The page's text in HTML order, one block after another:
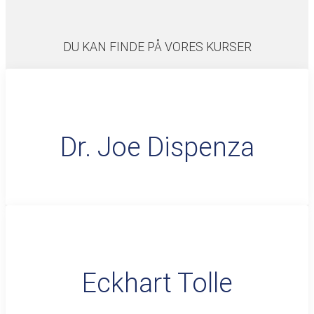
DU KAN FINDE PÅ VORES KURSER
Dr. Joe Dispenza
Eckhart Tolle